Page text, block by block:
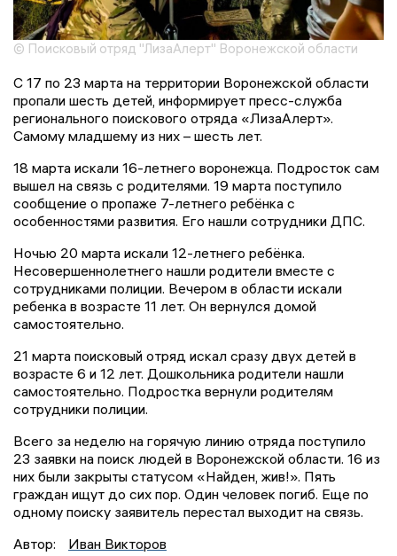
© Поисковый отряд "ЛизаАлерт" Воронежской области
С 17 по 23 марта на территории Воронежской области
пропали шесть детей, информирует пресс-служба
регионального поискового отряда «ЛизаАлерт».
Самому младшему из них – шесть лет.
18 марта искали 16-летнего воронежца. Подросток сам
вышел на связь с родителями. 19 марта поступило
сообщение о пропаже 7-летнего ребёнка с
особенностями развития. Его нашли сотрудники ДПС.
Ночью 20 марта искали 12-летнего ребёнка.
Несовершеннолетнего нашли родители вместе с
сотрудниками полиции. Вечером в области искали
ребенка в возрасте 11 лет. Он вернулся домой
самостоятельно.
21 марта поисковый отряд искал сразу двух детей в
возрасте 6 и 12 лет. Дошкольника родители нашли
самостоятельно. Подростка вернули родителям
сотрудники полиции.
Всего за неделю на горячую линию отряда поступило
23 заявки на поиск людей в Воронежской области. 16 из
них были закрыты статусом «Найден, жив!». Пять
граждан ищут до сих пор. Один человек погиб. Еще по
одному поиску заявитель перестал выходит на связь.
Автор:
Иван Викторов